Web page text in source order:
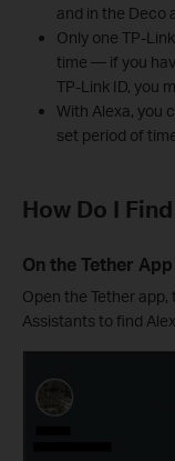
and in the Deco
Only one TP-
time — if you
TP-Link ID, you
With Alexa, you
set period of
How Do I
On the Tether App
Open the Tether
Assistants to find